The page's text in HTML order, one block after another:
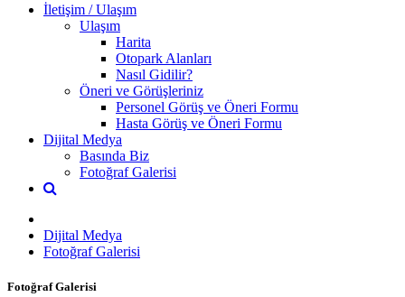
İletişim / Ulaşım
Ulaşım
Harita
Otopark Alanları
Nasıl Gidilir?
Öneri ve Görüşleriniz
Personel Görüş ve Öneri Formu
Hasta Görüş ve Öneri Formu
Dijital Medya
Basında Biz
Fotoğraf Galerisi
Dijital Medya
Fotoğraf Galerisi
Fotoğraf Galerisi